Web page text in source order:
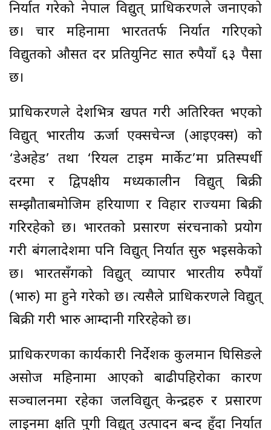
निर्यात गरेको नेपाल विद्युत् प्राधिकरणले जनाएको
छ। चार महिनामा भारततर्फ निर्यात गरिएको
विद्युतको औसत दर प्रतियुनिट सात रुपैयाँ ६३ पैसा
छ।
प्राधिकरणले देशभित्र खपत गरी अतिरिक्त भएको
विद्युत् भारतीय ऊर्जा एक्सचेन्ज (आइएक्स) को
‘डेअहेड’ तथा ‘रियल टाइम मार्केट’मा प्रतिस्पर्धी
दरमा र द्विपक्षीय मध्यकालीन विद्युत् बिक्री
सम्झौताबमोजिम हरियाणा र विहार राज्यमा बिक्री
गरिरहेको छ। भारतको प्रसारण संरचनाको प्रयोग
गरी बंगलादेशमा पनि विद्युत् निर्यात सुरु भइसकेको
छ। भारतसँगको विद्युत् व्यापार भारतीय रुपैयाँ
(भारु) मा हुने गरेको छ। त्यसैले प्राधिकरणले विद्युत्
बिक्री गरी भारु आम्दानी गरिरहेको छ।
प्राधिकरणका कार्यकारी निर्देशक कुलमान घिसिङले
असोज महिनामा आएको बाढीपहिरोका कारण
सञ्चालनमा रहेका जलविद्युत् केन्द्रहरु र प्रसारण
लाइनमा क्षति पुगी विद्युत् उत्पादन बन्द हुँदा निर्यात